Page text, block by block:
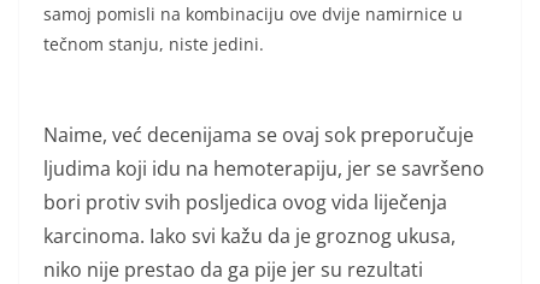
samoj pomisli na kombinaciju ove dvije namirnice u
tečnom stanju, niste jedini.
Naime, već decenijama se ovaj sok preporučuje
ljudima koji idu na hemoterapiju, jer se savršeno
bori protiv svih posljedica ovog vida liječenja
karcinoma. Iako svi kažu da je groznog ukusa,
niko nije prestao da ga pije jer su rezultati